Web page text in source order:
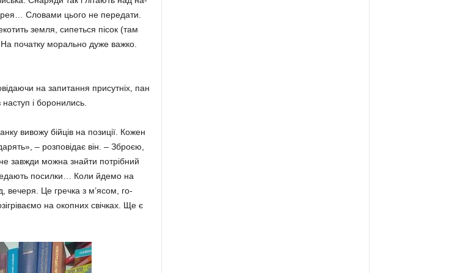
Сло­вами цього не передати.
земля, сипеться пісок (там
початку морально дуже важко.
на запитання присутніх, пан
і боронились.
вивожу бійців на позиції. Кожен
– розповідає він. – Зброєю,
завжди мож­на знайти потрібний
посилки… Коли йдемо на
вечеря. Це гречка з м’ясом, го­
на окопних свічках. Ще є